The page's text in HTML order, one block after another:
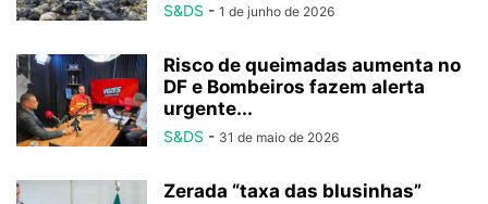
S&DS - 1 de junho de 2026
Risco de queimadas aumenta no
DF e Bombeiros fazem alerta
urgente...
S&DS - 31 de maio de 2026
Zerada “taxa das blusinhas”